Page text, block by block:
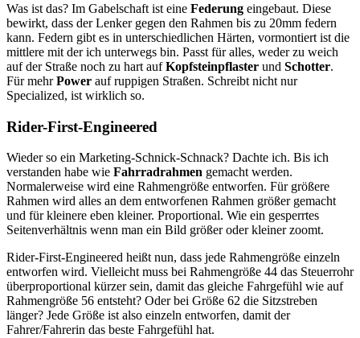
Was ist das? Im Gabelschaft ist eine Federung eingebaut. Diese
bewirkt, dass der Lenker gegen den Rahmen bis zu 20mm federn
kann. Federn gibt es in unterschiedlichen Härten, vormontiert ist die
mittlere mit der ich unterwegs bin. Passt für alles, weder zu weich
auf der Straße noch zu hart aufKopfsteinpflaster und Schotter.
Für mehrPower auf ruppigen Straßen. Schreibt nicht nur
Specialized, ist wirklich so.
Rider-First-Engineered
Wieder so ein Marketing-Schnick-Schnack? Dachte ich. Bis ich
verstanden habe wie Fahrradrahmen gemacht werden.
Normalerweise wird eine Rahmengröße entworfen. Für größere
Rahmen wird alles an dem entworfenen Rahmen größer gemacht
und für kleinere eben kleiner. Proportional. Wie ein gesperrtes
Seitenverhältnis wenn man ein Bild größer oder kleiner zoomt.
Rider-First-Engineered heißt nun, dass jede Rahmengröße einzeln
entworfen wird. Vielleicht muss bei Rahmengröße 44 das Steuerrohr
überproportional kürzer sein, damit das gleiche Fahrgefühl wie auf
Rahmengröße 56 entsteht? Oder bei Größe 62 die Sitzstreben
länger? Jede Größe ist also einzeln entworfen, damit der
Fahrer/Fahrerin das beste Fahrgefühl hat.